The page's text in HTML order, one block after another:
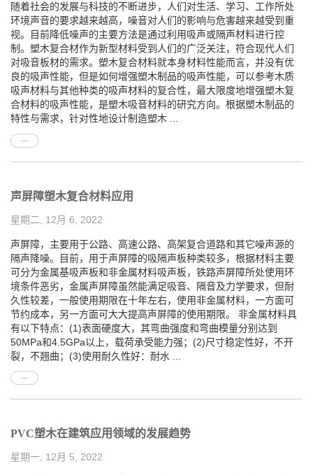
随着社会的发展与科技的不断进步，人们对生活、学习、工作所处
环境声音的要求越来越高，噪音对人们的影响与危害越来越受到重
视。目前降低噪声的主要方法是通过利用吸声或隔声材料进行控
制。塑木复合材作为新型材料受到人们的广泛关注，符合现代人们
对吸音板材的需求。塑木复合材料就本身材料性能而言，并没有优
良的吸声性能，但是如何增强塑木制品的吸声性能，可以参考木质
吸声材料与其他种类的吸声材料的复合性，最大限度地增强塑木复
合材料的吸声性能，是塑木吸音材料的研究方向。根据塑木制品的
特性与需求，针对性地设计制造塑木 ...
声屏障塑木复合材料应用
星期二, 12月 6, 2022
声屏障，主要用于公路、高速公路、高架复合道路和其它噪声源的
隔声降噪。目前，用于声屏障的吸隔声板种类较多，根据材料主要
可分为金属基吸声板和非金属材料吸声板，铁路声屏障所处使用环
境条件恶劣，金属声屏障虽然能满足吸音、隔音及力学要求，但耐
久性较差，一般使用期限在十年左右，使用非金属材料，一方面可
节约成本，另一方面可大大提高声屏障的使用期限。 非金属材料具
有以下特点：(1)表面硬度大，其弯曲强度和弯曲模量分别达到
50MPa和4.5GPa以上，载荷承受能力强；(2)尺寸稳定性好，不开
裂，不翘曲；(3)使用耐久性好：耐水 ...
PVC塑木在建筑应用领域的发展趋势
星期一, 12月 5, 2022